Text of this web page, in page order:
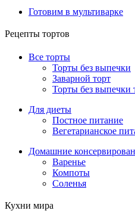
Готовим в мультиварке
Рецепты тортов
Все торты
Торты без выпечки
Заварной торт
Торты без выпечки
Для диеты
Постное питание
Вегетарианское
Домашние
Варенье
Компоты
Соленья
Кухни мира